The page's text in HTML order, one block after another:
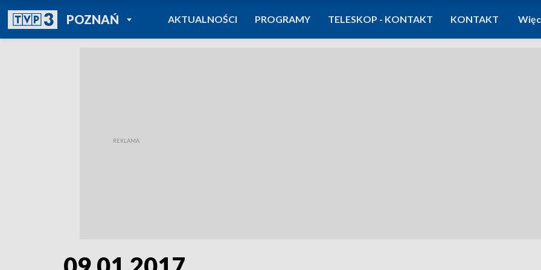
POZNAŃPOWRÓT DO
TVP REGIONY
AKTUALNOŚCI PROGRAMY TELESKOP - KONTAKT KONTAKT